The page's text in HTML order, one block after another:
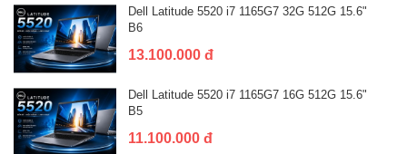
Dell Latitude 5520 i7 1165G7 32G 512G 15.6"
B6
13.100.000 đ
Dell Latitude 5520 i7 1165G7 16G 512G 15.6"
B5
11.100.000 đ